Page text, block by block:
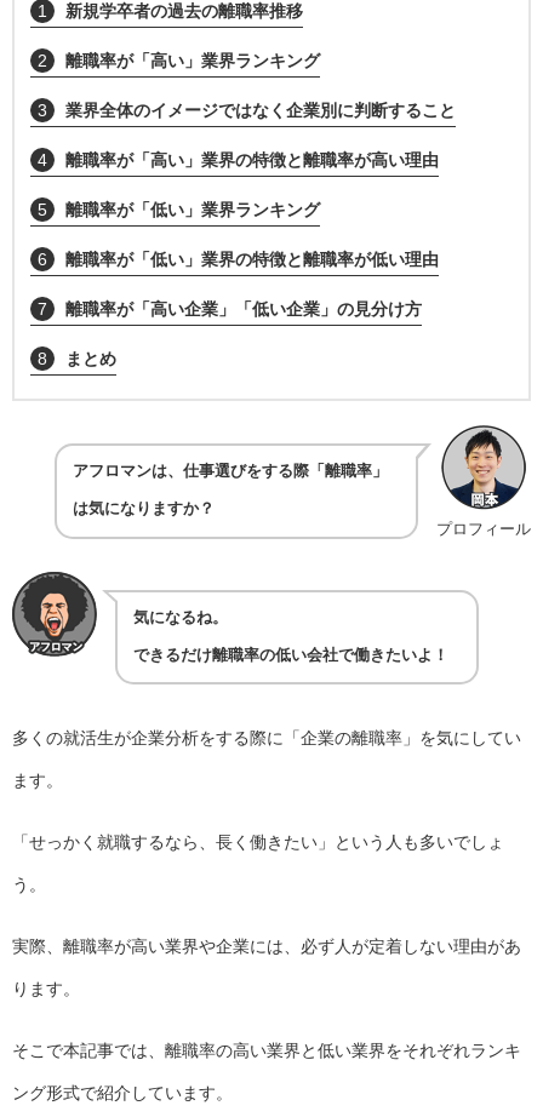
1 新規学卒者の過去の離職率推移
2 離職率が「高い」業界ランキング
3 業界全体のイメージではなく企業別に判断すること
4 離職率が「高い」業界の特徴と離職率が高い理由
5 離職率が「低い」業界ランキング
6 離職率が「低い」業界の特徴と離職率が低い理由
7 離職率が「高い企業」「低い企業」の見分け方
8 まとめ
プロフィール
アフロマンは、仕事選びをする際「離職率」
は気になりますか？
気になるね。
できるだけ離職率の低い会社で働きたいよ！
多くの就活生が企業分析をする際に「企業の離職率」を気にしてい
ます。
「せっかく就職するなら、長く働きたい」という人も多いでしょ
う。
実際、離職率が高い業界や企業には、必ず人が定着しない理由があ
ります。
そこで本記事では、離職率の高い業界と低い業界をそれぞれランキ
ング形式で紹介しています。